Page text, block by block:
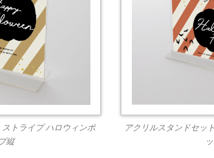
トライプ ハロウィンポ
縦
アクリルスタンドセッ